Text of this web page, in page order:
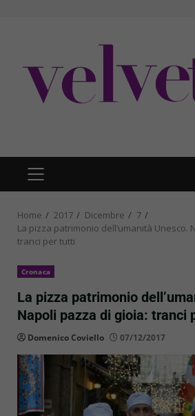
PRIMARY
MENU
Home 2017 Dicembre
7
La pizza patrimonio dell’umanità Unesco.
tranci per tutti
Cronaca
La pizza patrimonio
Napoli pazza di gioia: tranci
Domenico Coviello 07/12/2017